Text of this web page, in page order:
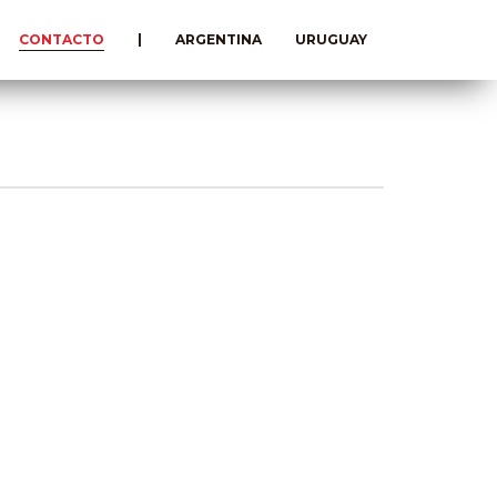
CONTACTO ARGENTINA URUGUAY